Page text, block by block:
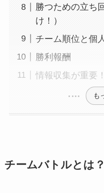
勝つための立ち
け！）
チーム順位と個
勝利報酬
情報収集が重要！
も
チームバトルとは？